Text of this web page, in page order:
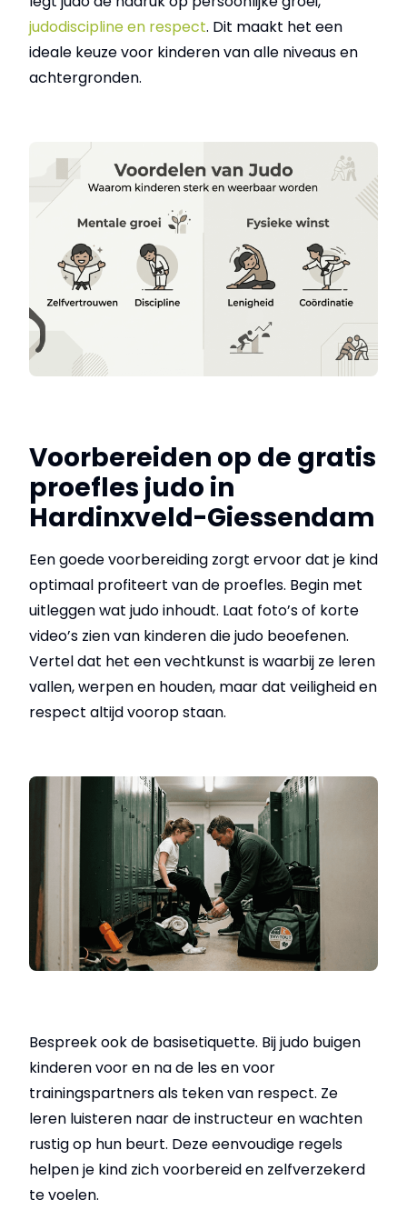
judodiscipline en respect. Dit maakt het een
ideale keuze voor kinderen van alle niveaus en
achtergronden.
Voorbereiden op de gratis
proefles judo in
Hardinxveld-Giessendam
Een goede voorbereiding zorgt ervoor dat je kind
optimaal profiteert van de proefles. Begin met
uitleggen wat judo inhoudt. Laat foto’s of korte
video’s zien van kinderen die judo beoefenen.
Vertel dat het een vechtkunst is waarbij ze leren
vallen, werpen en houden, maar dat veiligheid en
respect altijd voorop staan.
Bespreek ook de basisetiquette. Bij judo buigen
kinderen voor en na de les en voor
trainingspartners als teken van respect. Ze
leren luisteren naar de instructeur en wachten
rustig op hun beurt. Deze eenvoudige regels
helpen je kind zich voorbereid en zelfverzekerd
te voelen.